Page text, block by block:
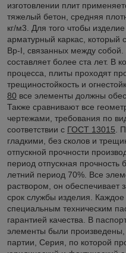
изготовлении плит
тяжелый бетон, средняя
кг/м3. Для того чтобы
арматурный каркас, который
Вр-I, связанных между
составляет более ста лет. В
процесса, плиты проходят
трещиностойкость и
80 все элементы должны
Также сравнивают все
чертежами, требования по
соответствии с ГОСТ 13015.
гладкими, без сколов и
отпускной прочности
период отпускная прочность
летний период 70%. Все
раствором, он обеспечивает
срок службы изделия.
специальным техническим
гарантией качества. В
элементы были
партии, Серия, по которой